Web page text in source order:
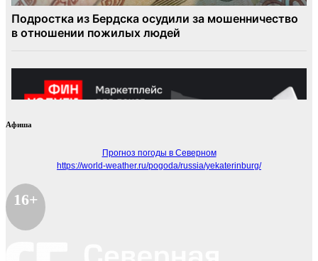
Афиша
Прогноз погоды в Северном
https://world-weather.ru/pogoda/russia/yekaterinburg/
16+